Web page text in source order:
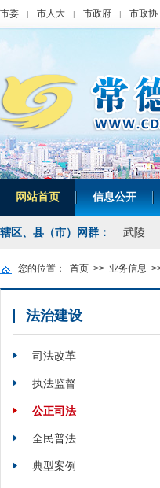
市委 | 市人大 | 市政府 | 市政协
网站首页 | 信息公开 |
辖区、县（市）网群： 武陵
您的位置： 首页 >> 业务信息
法治建设
司法改革
执法监督
公正司法
全民普法
典型案例